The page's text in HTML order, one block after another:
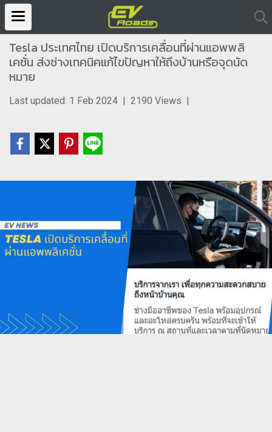
Tesla ประเทศไทย เปิดบริการเคลื่อนที่ผ่านแอพพลิ
เคชั่น ส่งช่างเทคนิคแก้ไขปัญหาให้ถึงบ้านหรือจุดนัด
หมาย
Last updated: 1 Feb 2024 | 2190 Views |